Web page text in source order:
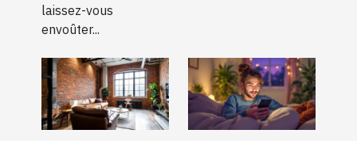
laissez-vous
envoûter...